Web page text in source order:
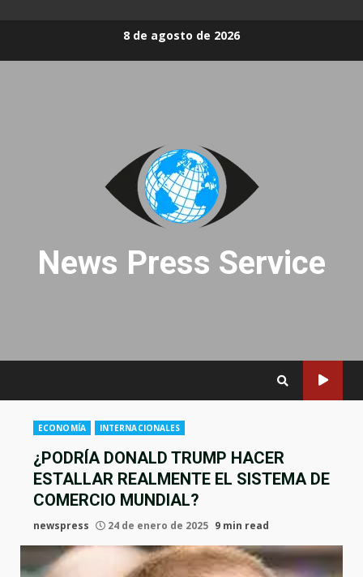
8 de agosto de 2026
News Press Service
ECONOMÍA INTERNACIONALES
¿PODRÍA DONALD TRUMP HACER
ESTALLAR REALMENTE EL SISTEMA DE
COMERCIO MUNDIAL?
newspress 24 de enero de 2025 9 min read